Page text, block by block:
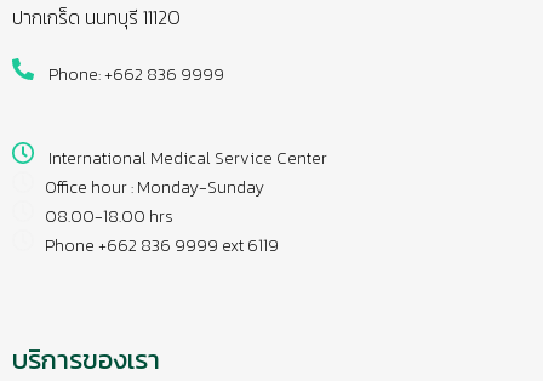
ปากเกร็ด นนทบุรี 11120
Phone: +662 836 9999
International Medical Service Center
Office hour : Monday-Sunday
08.00-18.00 hrs
Phone +662 836 9999 ext 6119
บริการของเรา